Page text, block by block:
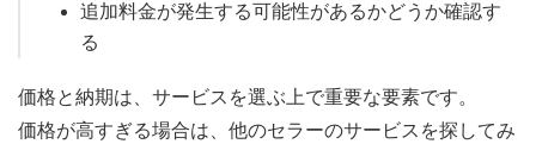
追加料金が発生する可能性があるかどうか確認す
る
価格と納期は、サービスを選ぶ上で重要な要素です。
価格が高すぎる場合は、他のセラーのサービスを探してみ